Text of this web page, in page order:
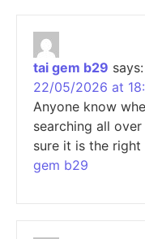
tai gem b29 says:
22/05/2026 at
Anyone know
searching all
sure it is the right
gem b29